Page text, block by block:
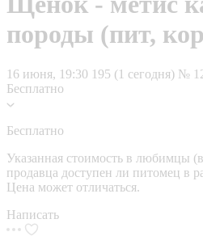
породы (пит,
16 июня, 19:30 195 (1 сегодня) №
Бесплатно
Бесплатно
Указанная стоимость в любимцы
продавца доступен ли питомец в
Цена может отличаться.
Написать